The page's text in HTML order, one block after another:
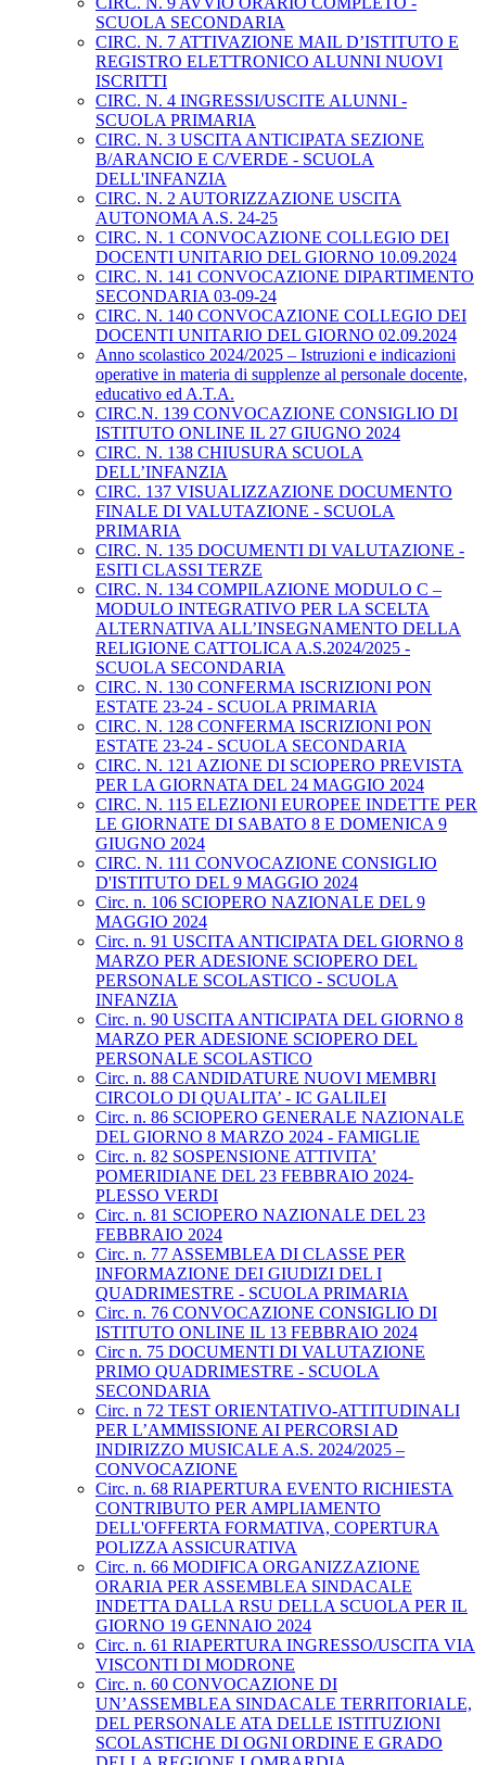
SCUOLA SECONDARIA
CIRC. N. 7 ATTIVAZIONE MAIL D’ISTITUTO E
REGISTRO ELETTRONICO ALUNNI NUOVI
ISCRITTI
CIRC. N. 4 INGRESSI/USCITE ALUNNI -
SCUOLA PRIMARIA
CIRC. N. 3 USCITA ANTICIPATA SEZIONE
B/ARANCIO E C/VERDE - SCUOLA
DELL'INFANZIA
CIRC. N. 2 AUTORIZZAZIONE USCITA
AUTONOMA A.S. 24-25
CIRC. N. 1 CONVOCAZIONE COLLEGIO DEI
DOCENTI UNITARIO DEL GIORNO 10.09.2024
CIRC. N. 141 CONVOCAZIONE DIPARTIMENTO
SECONDARIA 03-09-24
CIRC. N. 140 CONVOCAZIONE COLLEGIO DEI
DOCENTI UNITARIO DEL GIORNO 02.09.2024
Anno scolastico 2024/2025 – Istruzioni e indicazioni
operative in materia di supplenze al personale docente,
educativo ed A.T.A.
CIRC.N. 139 CONVOCAZIONE CONSIGLIO DI
ISTITUTO ONLINE IL 27 GIUGNO 2024
CIRC. N. 138 CHIUSURA SCUOLA
DELL’INFANZIA
CIRC. 137 VISUALIZZAZIONE DOCUMENTO
FINALE DI VALUTAZIONE - SCUOLA
PRIMARIA
CIRC. N. 135 DOCUMENTI DI VALUTAZIONE -
ESITI CLASSI TERZE
CIRC. N. 134 COMPILAZIONE MODULO C –
MODULO INTEGRATIVO PER LA SCELTA
ALTERNATIVA ALL’INSEGNAMENTO DELLA
RELIGIONE CATTOLICA A.S.2024/2025 -
SCUOLA SECONDARIA
CIRC. N. 130 CONFERMA ISCRIZIONI PON
ESTATE 23-24 - SCUOLA PRIMARIA
CIRC. N. 128 CONFERMA ISCRIZIONI PON
ESTATE 23-24 - SCUOLA SECONDARIA
CIRC. N. 121 AZIONE DI SCIOPERO PREVISTA
PER LA GIORNATA DEL 24 MAGGIO 2024
CIRC. N. 115 ELEZIONI EUROPEE INDETTE PER
LE GIORNATE DI SABATO 8 E DOMENICA 9
GIUGNO 2024
CIRC. N. 111 CONVOCAZIONE CONSIGLIO
D'ISTITUTO DEL 9 MAGGIO 2024
Circ. n. 106 SCIOPERO NAZIONALE DEL 9
MAGGIO 2024
Circ. n. 91 USCITA ANTICIPATA DEL GIORNO 8
MARZO PER ADESIONE SCIOPERO DEL
PERSONALE SCOLASTICO - SCUOLA
INFANZIA
Circ. n. 90 USCITA ANTICIPATA DEL GIORNO 8
MARZO PER ADESIONE SCIOPERO DEL
PERSONALE SCOLASTICO
Circ. n. 88 CANDIDATURE NUOVI MEMBRI
CIRCOLO DI QUALITA’ - IC GALILEI
Circ. n. 86 SCIOPERO GENERALE NAZIONALE
DEL GIORNO 8 MARZO 2024 - FAMIGLIE
Circ. n. 82 SOSPENSIONE ATTIVITA’
POMERIDIANE DEL 23 FEBBRAIO 2024-
PLESSO VERDI
Circ. n. 81 SCIOPERO NAZIONALE DEL 23
FEBBRAIO 2024
Circ. n. 77 ASSEMBLEA DI CLASSE PER
INFORMAZIONE DEI GIUDIZI DEL I
QUADRIMESTRE - SCUOLA PRIMARIA
Circ. n. 76 CONVOCAZIONE CONSIGLIO DI
ISTITUTO ONLINE IL 13 FEBBRAIO 2024
Circ n. 75 DOCUMENTI DI VALUTAZIONE
PRIMO QUADRIMESTRE - SCUOLA
SECONDARIA
Circ. n 72 TEST ORIENTATIVO-ATTITUDINALI
PER L’AMMISSIONE AI PERCORSI AD
INDIRIZZO MUSICALE A.S. 2024/2025 –
CONVOCAZIONE
Circ. n. 68 RIAPERTURA EVENTO RICHIESTA
CONTRIBUTO PER AMPLIAMENTO
DELL'OFFERTA FORMATIVA, COPERTURA
POLIZZA ASSICURATIVA
Circ. n. 66 MODIFICA ORGANIZZAZIONE
ORARIA PER ASSEMBLEA SINDACALE
INDETTA DALLA RSU DELLA SCUOLA PER IL
GIORNO 19 GENNAIO 2024
Circ. n. 61 RIAPERTURA INGRESSO/USCITA VIA
VISCONTI DI MODRONE
Circ. n. 60 CONVOCAZIONE DI
UN’ASSEMBLEA SINDACALE TERRITORIALE,
DEL PERSONALE ATA DELLE ISTITUZIONI
SCOLASTICHE DI OGNI ORDINE E GRADO